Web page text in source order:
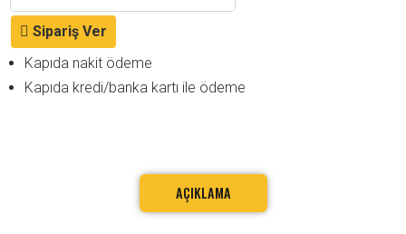
Sipariş Ver
Kapıda nakit ödeme
Kapıda kredi/banka kartı ile ödeme
AÇIKLAMA